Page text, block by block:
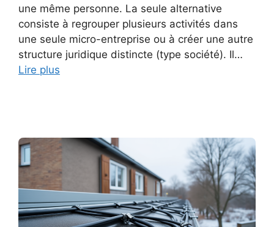
une même personne. La seule alternative
consiste à regrouper plusieurs activités dans
une seule micro-entreprise ou à créer une autre
structure juridique distincte (type société). Il…
Lire plus